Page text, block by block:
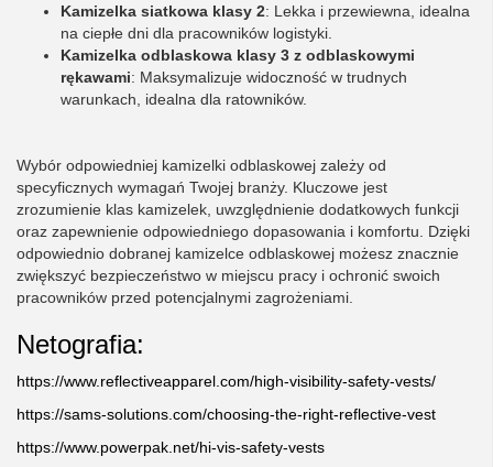
Kamizelka siatkowa klasy 2: Lekka i przewiewna, idealna
na ciepłe dni dla pracowników logistyki.
Kamizelka odblaskowa klasy 3 z odblaskowymi
rękawami: Maksymalizuje widoczność w trudnych
warunkach, idealna dla ratowników.
Wybór odpowiedniej kamizelki odblaskowej zależy od
specyficznych wymagań Twojej branży. Kluczowe jest
zrozumienie klas kamizelek, uwzględnienie dodatkowych funkcji
oraz zapewnienie odpowiedniego dopasowania i komfortu. Dzięki
odpowiednio dobranej kamizelce odblaskowej możesz znacznie
zwiększyć bezpieczeństwo w miejscu pracy i ochronić swoich
pracowników przed potencjalnymi zagrożeniami.
Netografia:
https://www.reflectiveapparel.com/high-visibility-safety-vests/
https://sams-solutions.com/choosing-the-right-reflective-vest
https://www.powerpak.net/hi-vis-safety-vests